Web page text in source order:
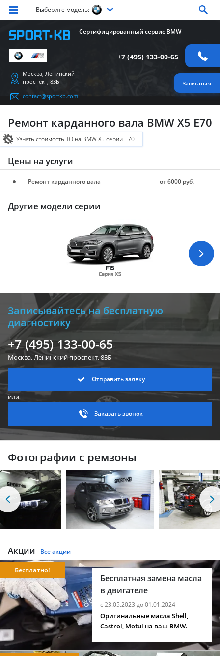
Выберите модель:
Серия Серия Серия
СерияX3
Серия X4 X6 СерияZ4 СерияM
Сертифицированный сервис BMW
+7 (495) 133-00-65
Записаться
Москва, Ленинский
проспект, 83Б
contact@sportkb.com
Ремонт карданного вала BMW X5 E70
Узнать стоимость ТО на BMW X5 серии E70
Цены на услуги
Ремонт карданного вала от 6000 руб.
Другие модели серии
F15
Серия X5
Записывайтесь на бесплатную
диагностику
+7 (495) 133-00-65
Москва, Ленинскийпроспект, 83Б
Отправить заявку
или
Заказать звонок
Фотографии с ремзоны
Акции Все акции
Бесплатная замена масла
в двигателе
с 23.05.2023 до 01.01.2024
Бесплатно!
Оригинальные масла Shell,
Castrol, Motul на ваш BMW.